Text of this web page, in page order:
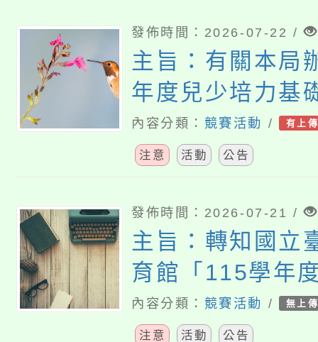
發佈時間：2026-07-22 /
主旨：有關本局
年度兒少培力基
本工作坊」，請
知學生踴躍報名
內容分類： 競賽活動 / 有上
注意 活動 公告
發佈時間：2026-07-21 /
主旨：轉知國立
育館「115學年
音樂比賽實施要
請查照。
內容分類： 競賽活動 / 無上
注意 活動 公告